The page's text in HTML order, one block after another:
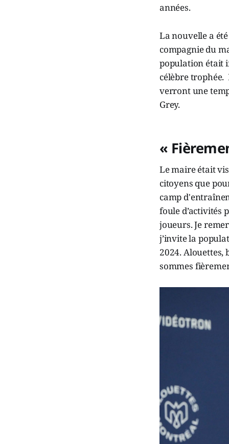
années.
La nouvelle a
compagnie du
population était
célèbre trophée.
verront une
Grey.
«
Le maire était
citoyens que
camp
foule d’activités
joueurs. Je
j’invite la
2024. Alouettes,
sommes